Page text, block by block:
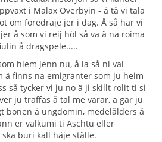
i Malax Överbyin - å tå vi tala
om föredraje jer i dag. Å så har vi
å som vi reij höl så va ä na roima
å dragspele.....
hiem jenn nu, å la så ni val
ä finns na emigranter som ju heim
så tycker vi ju no ä ji skillt rolit ti si
ju träffas å tal me varar, ä gar ju
bonen å ungdomin, medelålders å
er välkumi ti Aschtu eller
buri kall häje ställe.